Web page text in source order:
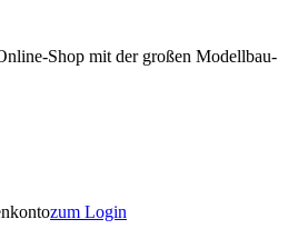
Shop mit der großen Modellbau-
zum Login